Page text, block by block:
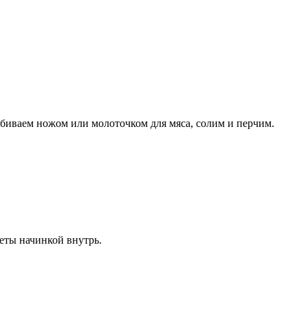
ножом или молоточком для мяса, солим и перчим.
начинкой внутрь.